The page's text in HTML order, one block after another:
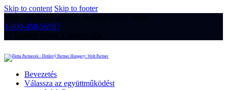
Skip to content Skip to footer
1-800-458-56987
Bevezetés
Válassza az együttműködést